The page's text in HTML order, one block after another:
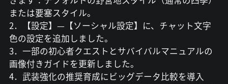
または要塞スタイル。
2．【設定】—【ソーシャル設定】に、チャット文字
色の設定を追加しました。
3．一部の初心者クエストとサバイバルマニュアルの
画像付きガイドを更新しました。
4．武装強化の推奨育成にビッグデータ比較を導入